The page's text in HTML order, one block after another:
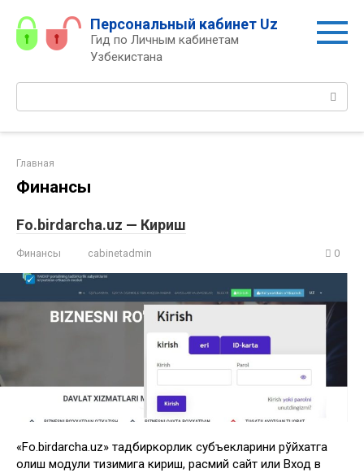
контенту
Персональный кабинет Uz
Гид по Личным кабинетам
Узбекистана
Главная
Финансы
Fo.birdarcha.uz — Кириш
Финансы cabinetadmin 0
«Fo.birdarcha.uz» тадбиркорлик субъекларини рўйхатга
олиш модули тизимига кириш, расмий сайт или Вход в